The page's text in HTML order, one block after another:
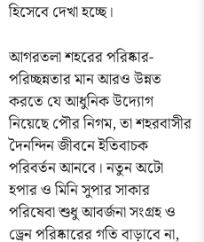
হিসেবে দেখা হচ্ছে।
আগরতলা শহরের পরিষ্কার-
পরিচ্ছন্নতার মান আরও উন্নত
করতে যে আধুনিক উদ্যোগ
নিয়েছে পৌর নিগম, তা শহরবাসীর
দৈনন্দিন জীবনে ইতিবাচক
পরিবর্তন আনবে। নতুন অটো
হপার ও মিনি সুপার সাকার
পরিষেবা শুধু আবর্জনা সংগ্রহ ও
ড্রেন পরিষ্কারের গতি বাড়াবে না,